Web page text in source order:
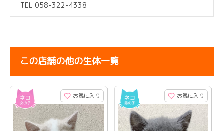
TEL 058-322-4338
この店舗の他の生体一覧
お気に入り お気に入り